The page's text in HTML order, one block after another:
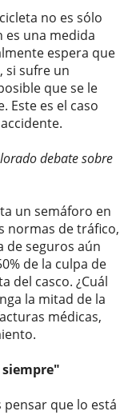
no es sólo
es una medida
espera que
si sufre un
que se le
Este es el caso
debate sobre
un semáforo en
normas de tráfico,
de seguros aún
de la culpa de
del casco. ¿Cuál
la mitad de la
médicas,
pensar que lo está